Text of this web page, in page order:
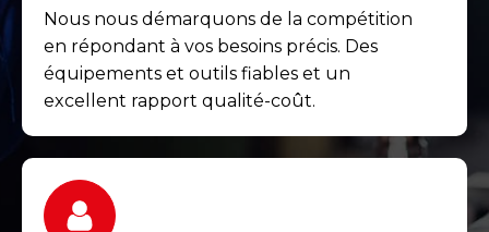
Nous nous démarquons de la compétition
en répondant à vos besoins précis. Des
équipements et outils fiables et un
excellent rapport qualité-coût.